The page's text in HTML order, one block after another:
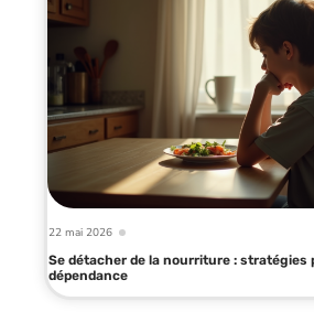
22 mai 2026
Se détacher de la nourriture : stratégies
dépendance